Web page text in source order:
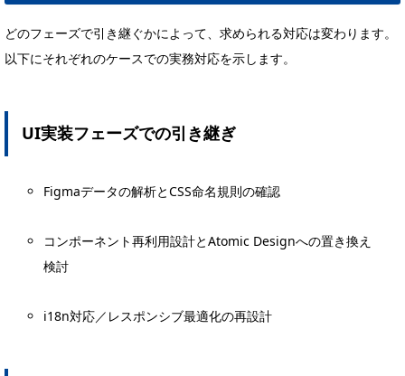
どのフェーズで引き継ぐかによって、求められる対応は変わります。
以下にそれぞれのケースでの実務対応を示します。
UI実装フェーズでの引き継ぎ
Figmaデータの解析とCSS命名規則の確認
コンポーネント再利用設計とAtomic Designへの置き換え
検討
i18n対応／レスポンシブ最適化の再設計